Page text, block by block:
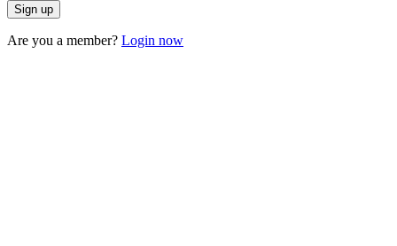
Are you a member? Login now